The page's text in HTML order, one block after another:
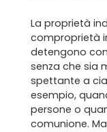
La proprietà
comproprietà
detengono
senza che sia
spettante a
esempio,
persone o
comunione.